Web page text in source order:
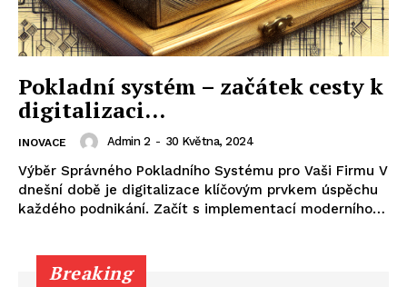
Pokladní systém – začátek cesty k
digitalizaci…
INOVACE Admin 2 - 30 Května, 2024
Výběr Správného Pokladního Systému pro Vaši Firmu V
dnešní době je digitalizace klíčovým prvkem úspěchu
každého podnikání. Začít s implementací moderního…
Breaking